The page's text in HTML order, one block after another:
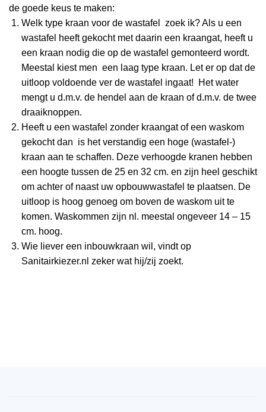
de goede keus te maken:
Welk type kraan voor de wastafel zoek ik? Als u een
wastafel heeft gekocht met daarin een kraangat, heeft u
een kraan nodig die op de wastafel gemonteerd wordt.
Meestal kiest men een laag type kraan. Let er op dat de
uitloop voldoende ver de wastafel ingaat! Het water
mengt u d.m.v. de hendel aan de kraan of d.m.v. de twee
draaiknoppen.
Heeft u een wastafel zonder kraangat of een waskom
gekocht dan is het verstandig een hoge (wastafel-)
kraan aan te schaffen. Deze verhoogde kranen hebben
een hoogte tussen de 25 en 32 cm. en zijn heel geschikt
om achter of naast uw opbouwwastafel te plaatsen. De
uitloop is hoog genoeg om boven de waskom uit te
komen. Waskommen zijn nl. meestal ongeveer 14 – 15
cm. hoog.
Wie liever een inbouwkraan wil, vindt op
Sanitairkiezer.nl zeker wat hij/zij zoekt.